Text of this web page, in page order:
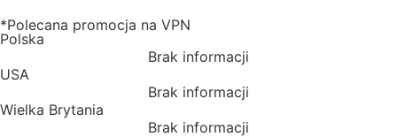
*Polecana promocja na VPN
Polska
Brak informacji
USA
Brak informacji
Wielka Brytania
Brak informacji